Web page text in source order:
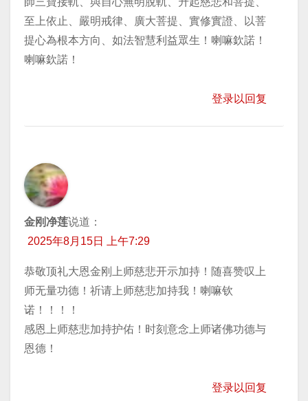
至上依止、嚴明戒律、廣大菩提、實修實證、以菩
提心為根本方向、如法智慧利益眾生！喇嘛欽諾！
喇嘛欽諾！
登录以回复
金刚净莲说道：
2025年8月15日 上午7:29
恭敬顶礼大恩金刚上师慈悲开示加持！随喜赞叹上
师无量功德！祈请上师慈悲加持我！喇嘛钦
诺！！！！
感恩上师慈悲加持护佑！时刻意念上师诸佛功德与
恩德！
登录以回复